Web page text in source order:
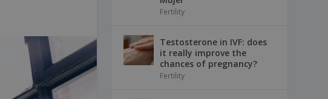
Fertility
Testosterone in IVF: does
it really improve the
chances of pregnancy?
Fertility